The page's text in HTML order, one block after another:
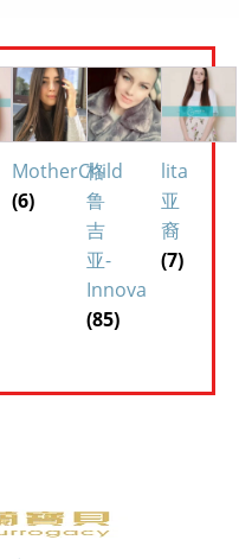
MotherChild
(6)
格
鲁
吉
亚-
Innova
(85)
lita
亚
裔
(7)